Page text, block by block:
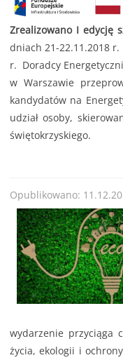
Zrealizowano I edycję
dniach 21-22.11.2018
r. Doradcy
w Warszawie
kandydatów na
udział osoby,
świętokrzyskiego.
Opublikowano:
wydarzenie przyciąga
życia, ekologii i